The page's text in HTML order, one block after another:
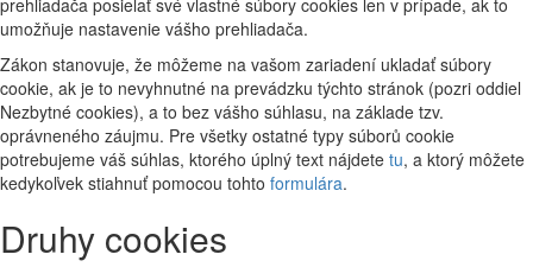
umožňuje nastavenie vášho prehliadača.
Zákon stanovuje, že môžeme na vašom zariadení ukladať súbory
cookie, ak je to nevyhnutné na prevádzku týchto stránok (pozri oddiel
Nezbytné cookies), a to bez vášho súhlasu, na základe tzv.
oprávneného záujmu. Pre všetky ostatné typy súborů cookie
potrebujeme váš súhlas, ktorého úplný text nájdete tu, a ktorý môžete
kedykoľvek stiahnuť pomocou tohto formulára.
Druhy cookies